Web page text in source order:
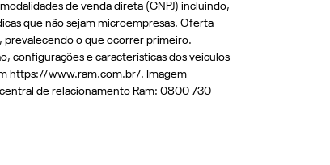
de venda direta (CNPJ) incluindo,
que não sejam microempresas. Oferta
prevalecendo o que ocorrer primeiro.
configurações e características dos veículos
https://www.ram.com.br/. Imagem
de relacionamento Ram: 0800 730